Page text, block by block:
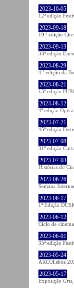
2023-10-05
12ª edição
2023-09-18
19.ª edição
2023-09-13
33ª edição
2023-08-29
4.ª edição da
2023-08-21
15ª edição
2023-08-12
4ª edição
2023-07-21
45ª edição
2023-07-08
31ª edição
2023-07-03
Histórias do
2023-06-26
Semana
2023-06-17
1ª Edição
2023-06-12
Ciclo de cinema
2023-06-01
35ª edição
2023-05-24
ARCOlisboa
2023-05-17
Exposição